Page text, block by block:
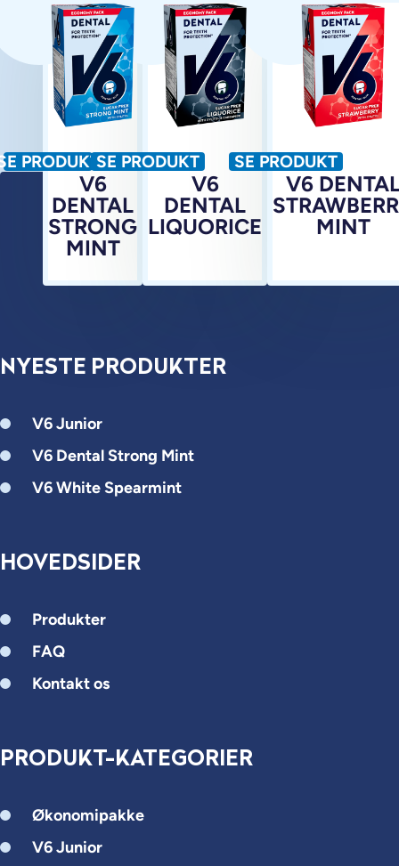
V6
DENTAL
STRONG
MINT
PRODUKT
V6
DENTAL
LIQUORICE
SE PRODUKT
V6
MINT
SE PRODUKT
NYESTE PRODUKTER
V6 Junior
V6 Dental Strong Mint
V6 White Spearmint
HOVEDSIDER
Produkter
FAQ
Kontakt os
PRODUKT-KATEGORIER
Økonomipakke
V6 Junior